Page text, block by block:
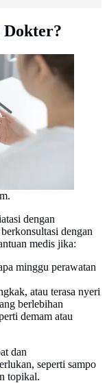
Dokter?
dengan
dengan
medis jika:
minggu perawatan
atau terasa nyeri
berlebihan
demam atau
dan
seperti sampo
topikal.